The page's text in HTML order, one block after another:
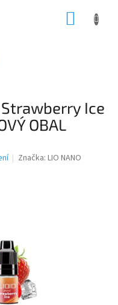
Ice
OBAL
Značka:LIO NANO